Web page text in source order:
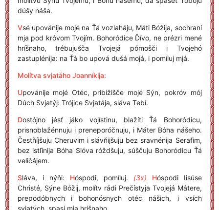
dúšy náša.
Vsé upovánije mojé na Ťá vozlaháju, Máti Bóžija, sochraní
mja pod króvom Tvojím. Bohoródice Ďívo, ne prézri mené
hríšnaho, trébujušča Tvojejá pómošči i Tvojehó
zastuplénija: na Ťá bo upová dušá mojá, i pomíluj mjá.
Molítva svjatáho Joanníkija:
Upovánije mojé Otéc, pribížišče mojé Sýn, pokróv mój
Dúch Svjatýj: Trójice Svjatája, sláva Tebí.
Dostójno jésť jáko vojístinu, blažíti Ťá Bohoródicu,
prisnoblažénnuju i preneporóčnuju, i Máter Bóha nášeho.
Čestňíjšuju Cheruvim i slávňijšuju bez sravnénija Serafim,
bez istľínija Bóha Slóva róždšuju, súščuju Bohoródicu Ťá
veličájem.
Sláva, i nýňi: Hóspodi, pomíluj. (3x) Hóspodi Iisúse
Christé, Sýne Bóžij, molítv rádi Prečístyja Tvojejá Mátere,
prepodóbnych i bohonósnych otéc nášich, i vsích